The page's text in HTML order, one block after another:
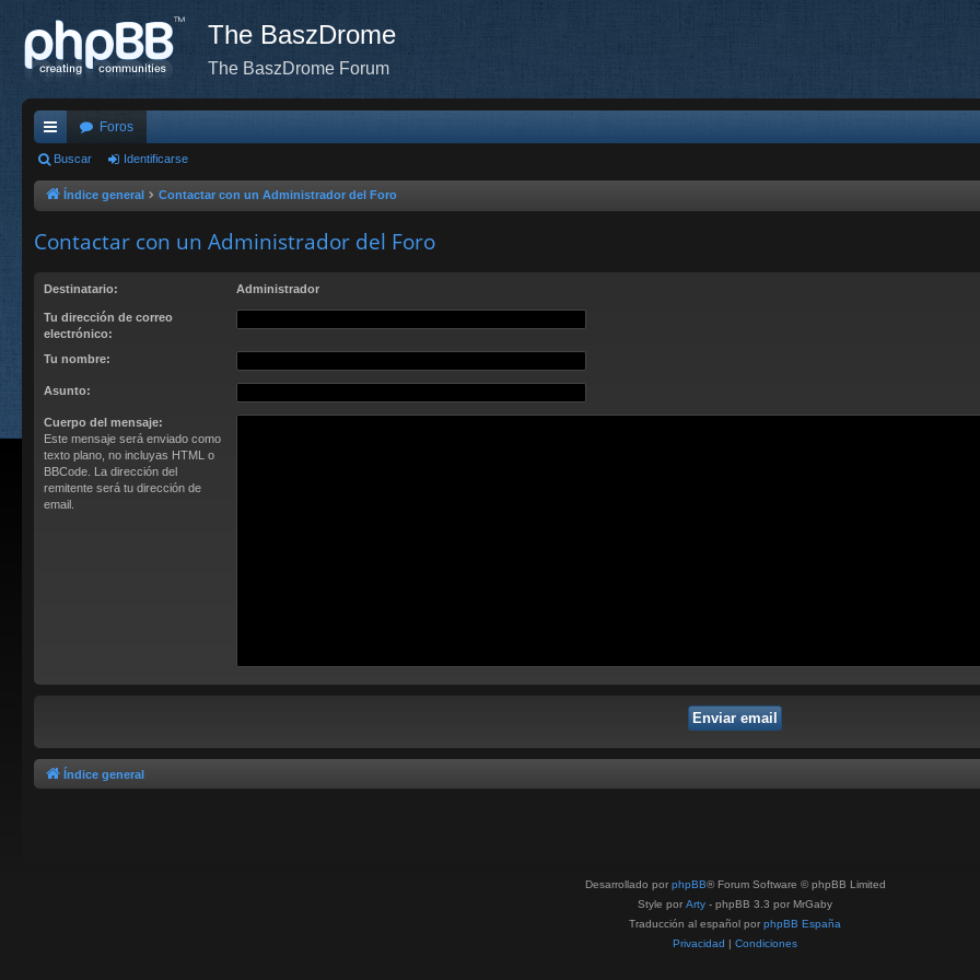
The BaszDrome
The BaszDrome Forum
nl
ac
pi
do
s
Foros
Buscar Identificarse
Índice general Contactar con un Administrador del Foro
Contactar con un Administrador del Foro
Destinatario: Administrador
Tu dirección de correo
electrónico:
Tu nombre:
Asunto:
Cuerpo del mensaje:
Este mensaje será enviado como
texto plano, no incluyas HTML o
BBCode. La dirección del
remitente será tu dirección de
email.
Índice general
Desarrollado por phpBB® Forum Software © phpBB Limited
Style por Arty - phpBB 3.3 por MrGaby
Traducción al español por phpBB España
Privacidad | Condiciones